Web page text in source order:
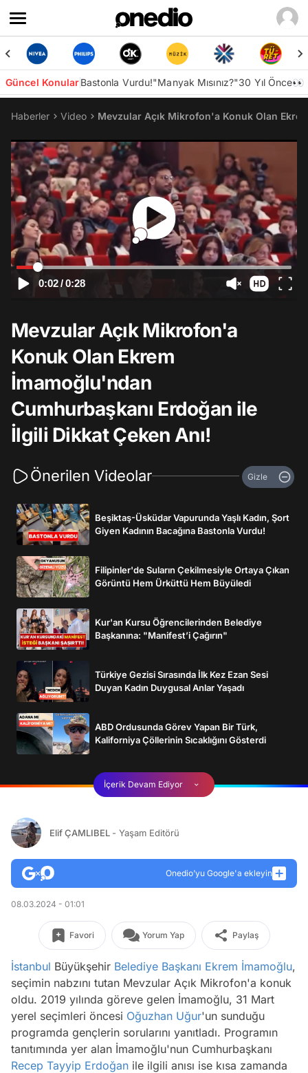
Güncel KonularBastonla Vurdu!"Manyak Mısınız?"30 Yıl Önce👀
Haberler Video Mevzular Açık Mikrofon'a Konuk Olan
0:02/0:28
Mevzular Açık Mikrofon'a
Konuk Olan Ekrem
İmamoğlu'ndan
Cumhurbaşkanı Erdoğan ile
İlgili Dikkat Çeken Anı!
Önerilen Videolar Gizle
Beşiktaş-Üsküdar Vapurunda Yaşlı Kadın, Şort
Giyen Kadının Bacağına Bastonla Vurdu!
Filipinler'de Suların Çekilmesiyle Ortaya Çıkan
Görüntü Hem Ürküttü Hem Büyüledi
Kur'an Kursu Öğrencilerinden Belediye
Başkanına: "Manifest’i Çağırın"
Türkiye Gezisi Sırasında İlk Kez Ezan Sesi
Duyan Kadın Duygusal Anlar Yaşadı
ABD Ordusunda Görev Yapan Bir Türk,
Kaliforniya Çöllerinin Sıcaklığını Gösterdi
İçerik Devam Ediyor
Elif ÇAMLIBEL - Yaşam Editörü
Onedio’yu Google'a ekleyin
08.03.2024 - 01:01
Favori Yorum Yap Paylaş
İstanbul Büyükşehir Belediye Başkanı Ekrem İmamoğlu,
seçimin nabzını tutan Mevzular Açık Mikrofon'a konuk
oldu. 2019 yılında göreve gelen İmamoğlu, 31 Mart
yerel seçimleri öncesi Oğuzhan Uğur'un sunduğu
programda gençlerin sorularını yanıtladı. Programın
tanıtımında yer alan İmamoğlu'nun Cumhurbaşkanı
Recep Tayyip Erdoğan ile ilgili anısı ise kısa zamanda